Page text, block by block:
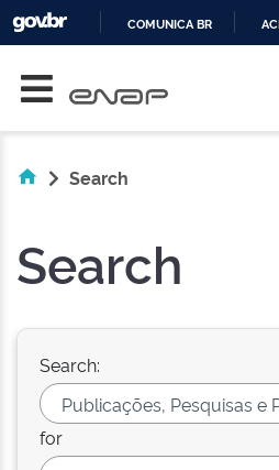
COMUNICA BR
Search
Search
Search:
for